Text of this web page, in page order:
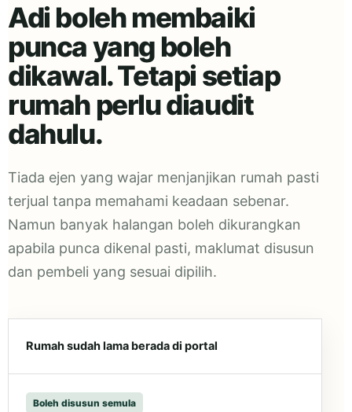
Adi boleh membaiki
punca yang boleh
dikawal. Tetapi setiap
rumah perlu diaudit
dahulu.
Tiada ejen yang wajar menjanjikan rumah pasti
terjual tanpa memahami keadaan sebenar.
Namun banyak halangan boleh dikurangkan
apabila punca dikenal pasti, maklumat disusun
dan pembeli yang sesuai dipilih.
Rumah sudah lama berada di portal
Boleh disusun semula